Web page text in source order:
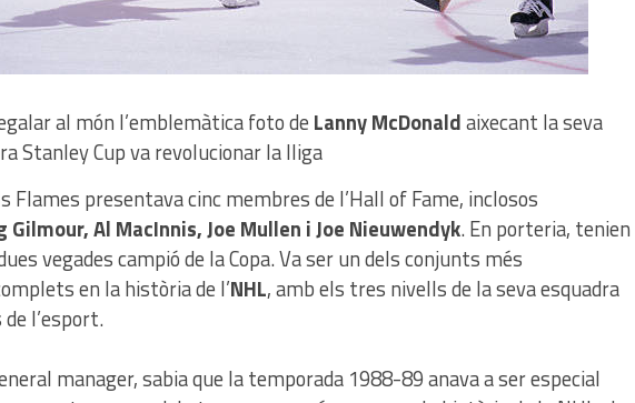
al món l’emblemàtica foto de Lanny McDonaldaixecant la seva
Stanley Cup va revolucionar la lliga
Flames presentava cinc membres de l’Hall of Fame, inclosos
Gilmour, Al MacInnis, Joe Mullen i Joe Nieuwendyk. En porteria, tenien
vegades campió de la Copa. Va ser un dels conjunts més
en la història de l’NHL, amb els tres nivells de la seva esquadra
l’esport.
manager, sabia que la temporada 1988-89 anava a ser especial